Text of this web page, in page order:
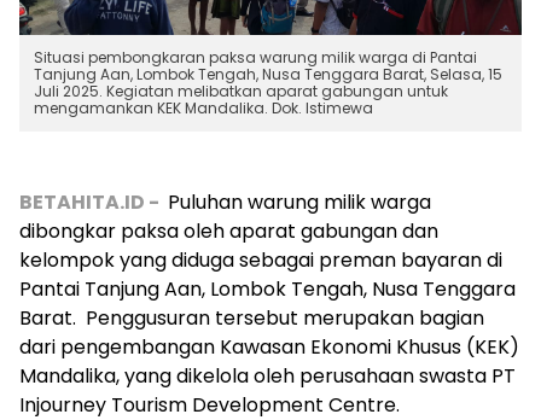
Situasi pembongkaran paksa warung milik warga di Pantai
Tanjung Aan, Lombok Tengah, Nusa Tenggara Barat, Selasa, 15
Juli 2025. Kegiatan melibatkan aparat gabungan untuk
mengamankan KEK Mandalika. Dok. Istimewa
BETAHITA.ID - Puluhan warung milik warga
dibongkar paksa oleh aparat gabungan dan
kelompok yang diduga sebagai preman bayaran di
Pantai Tanjung Aan, Lombok Tengah, Nusa Tenggara
Barat. Penggusuran tersebut merupakan bagian
dari pengembangan Kawasan Ekonomi Khusus (KEK)
Mandalika, yang dikelola oleh perusahaan swasta PT
Injourney Tourism Development Centre.